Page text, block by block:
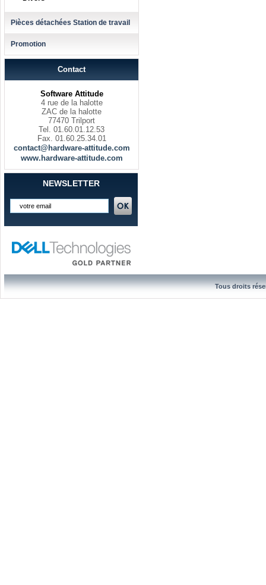
Pièces détachées Station de travail
Promotion
Contact
Software Attitude
4 rue de la halotte
ZAC de la halotte
77470 Trilport
Tel. 01.60.01.12.53
Fax. 01.60.25.34.01
contact@hardware-attitude.com
www.hardware-attitude.com
NEWSLETTER
Tous droits